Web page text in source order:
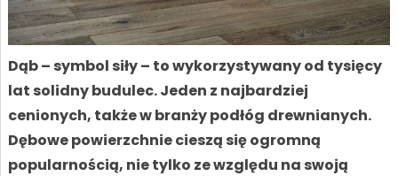
Dąb – symbol siły – to wykorzystywany od tysięcy
lat solidny budulec. Jeden z najbardziej
cenionych, także w branży podłóg drewnianych.
Dębowe powierzchnie cieszą się ogromną
popularnością, nie tylko ze względu na swoją